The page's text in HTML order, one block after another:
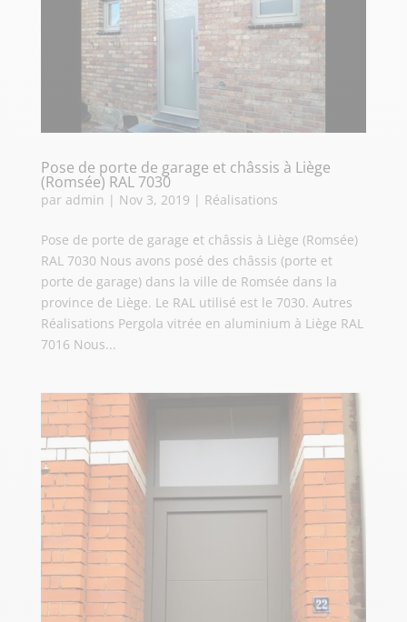
Pose de porte de garage et châssis à Liège
(Romsée) RAL 7030
par admin | Nov 3, 2019 | Réalisations
Pose de porte de garage et châssis à Liège (Romsée)
RAL 7030 Nous avons posé des châssis (porte et
porte de garage) dans la ville de Romsée dans la
province de Liège. Le RAL utilisé est le 7030. Autres
Réalisations Pergola vitrée en aluminium à Liège RAL
7016 Nous...